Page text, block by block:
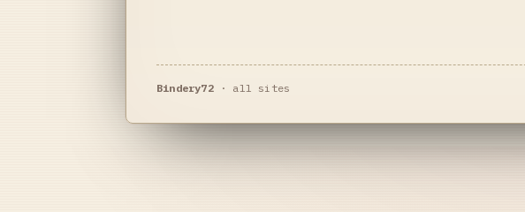
Bindery72· all sites